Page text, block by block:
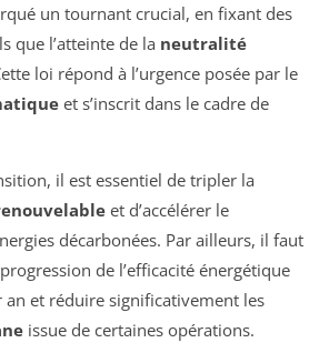
un tournant crucial, en fixant des
que l’atteinte de la neutralité
loi répond à l’urgence posée par le
et s’inscrit dans le cadre de
il est essentiel de tripler la
et d’accélérer le
décarbonées. Par ailleurs, il faut
de l’efficacité énergétique
et réduire significativement les
issue de certaines opérations.